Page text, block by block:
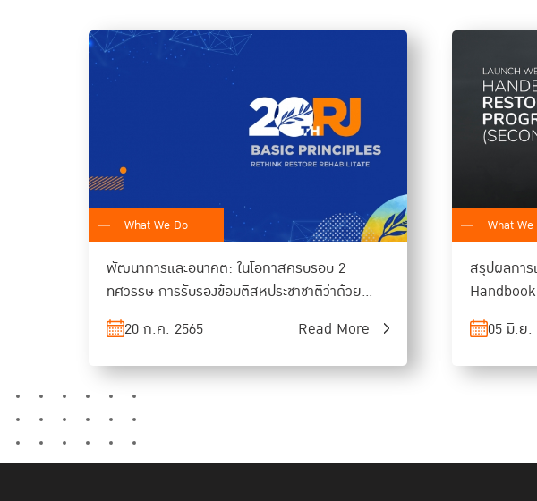
ฟื้นฟูผู้ต้องขั
ผู้ต้องขังด้วย
เจ้าหน้าที่เรือ
สื่อสารและค
ชุมชน:เปิดพื้น
What We Do
พัฒนาการและอนาคต: ในโอกาสครบรอบ 2
ทศวรรษ การรับรองข้อมติสหประชาชาติว่าด้วย
กระบวนการยุติธรรมเชิงสมานฉันท์
20 ก.ค. 2565 Read More
What We
สรุปผลกา
05 มิ.ย.